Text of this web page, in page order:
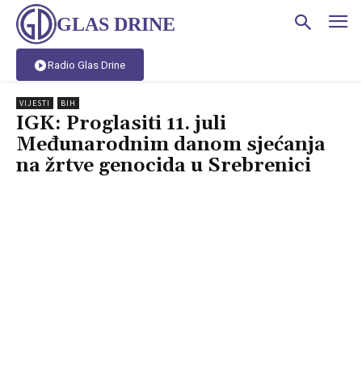
GLAS DRINE
Radio Glas Drine
VIJESTI BIH
IGK: Proglasiti 11. juli
Međunarodnim danom sjećanja
na žrtve genocida u Srebrenici